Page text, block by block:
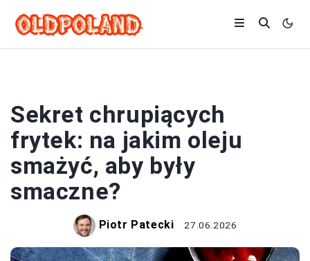
Sekret chrupiących
frytek: na jakim oleju
smażyć, aby były
smaczne?
Piotr Patecki 27.06.2026